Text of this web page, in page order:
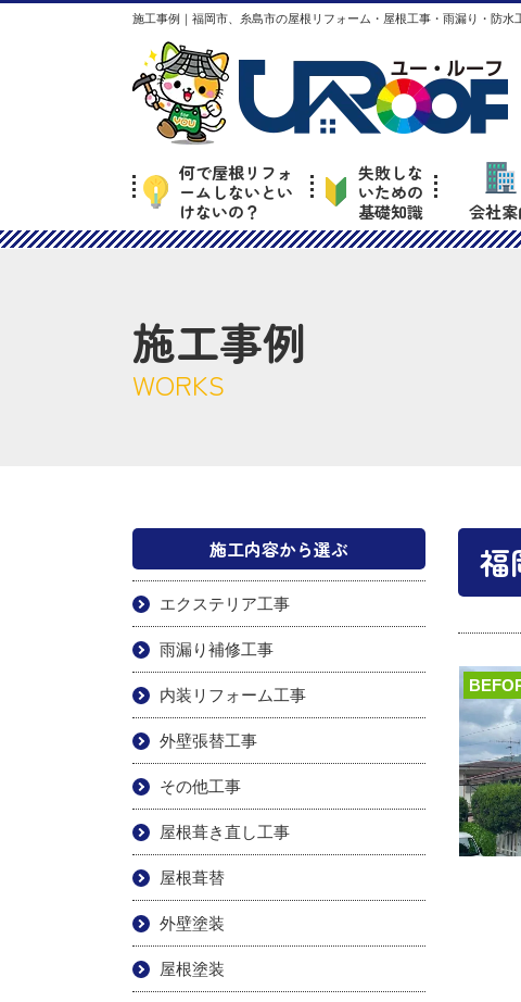
施工事例｜福岡市、糸島市の屋根リフォーム・屋根工事・雨漏り・防
何で屋根リフォ
ームしないとい
けないの？
失敗しな
いための
基礎知識
会社案
施工事例
WORKS
福
施工内容から選ぶ
エクステリア工事
雨漏り補修工事
内装リフォーム工事
外壁張替工事
その他工事
屋根葺き直し工事
屋根葺替
外壁塗装
屋根塗装